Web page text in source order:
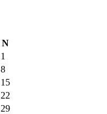
N
1
8
15
22
29